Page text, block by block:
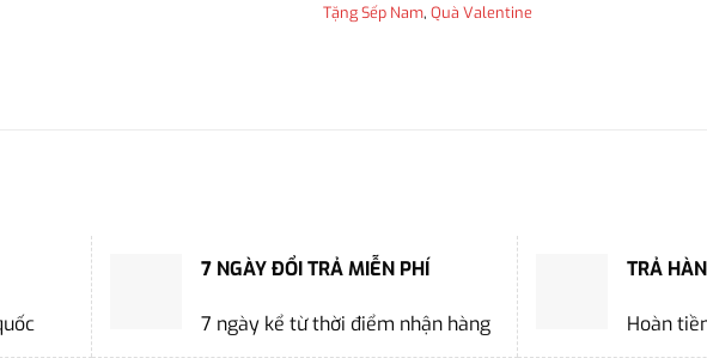
Tặng Sếp Nam, Quà Valentine
7 NGÀY ĐỔI TRẢ MIỄN PHÍ
7 ngày kể từ thời điểm nhận hàng
TRẢ
Hoàn